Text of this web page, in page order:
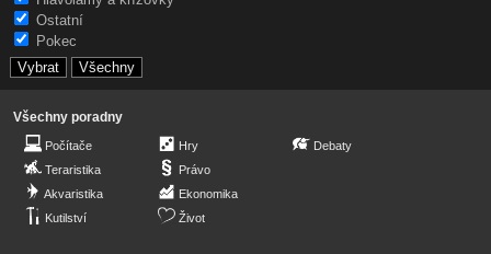
Ostatní
Pokec
Všechny poradny
Počítače
Teraristika
Akvaristika
Kutilství
Hry
Právo
Ekonomika
Život
Debaty